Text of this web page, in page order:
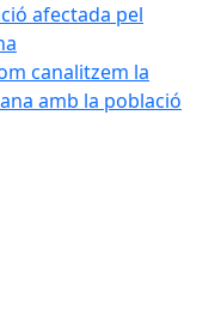
afectada pel
canalitzem la
amb la població